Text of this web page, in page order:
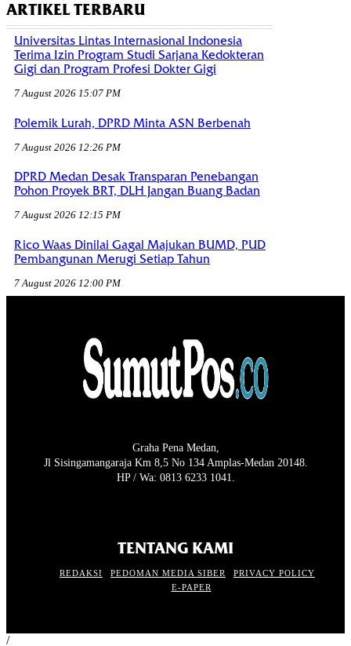
ARTIKEL TERBARU
Universitas Lintas Internasional Indonesia
Terima Izin Program Studi Sarjana Kedokteran
Gigi dan Program Profesi Dokter Gigi
7 August 2026 15:07 PM
Polemik Lurah, DPRD Minta ASN Berbenah
7 August 2026 12:26 PM
DPRD Medan Desak Transparan Penebangan
Pohon Proyek BRT, DLH Jangan Buang Badan
7 August 2026 12:15 PM
Rico Waas Dinilai Gagal Majukan BUMD, PUD
Pembangunan Merugi Setiap Tahun
7 August 2026 12:00 PM
Graha Pena Medan,
Jl Sisingamangaraja Km 8,5 No 134 Amplas-Medan 20148.
HP / Wa: 0813 6233 1041.
TENTANG KAMI
REDAKSI PEDOMAN MEDIA SIBER
PRIVACY POLICY
E-PAPER
/